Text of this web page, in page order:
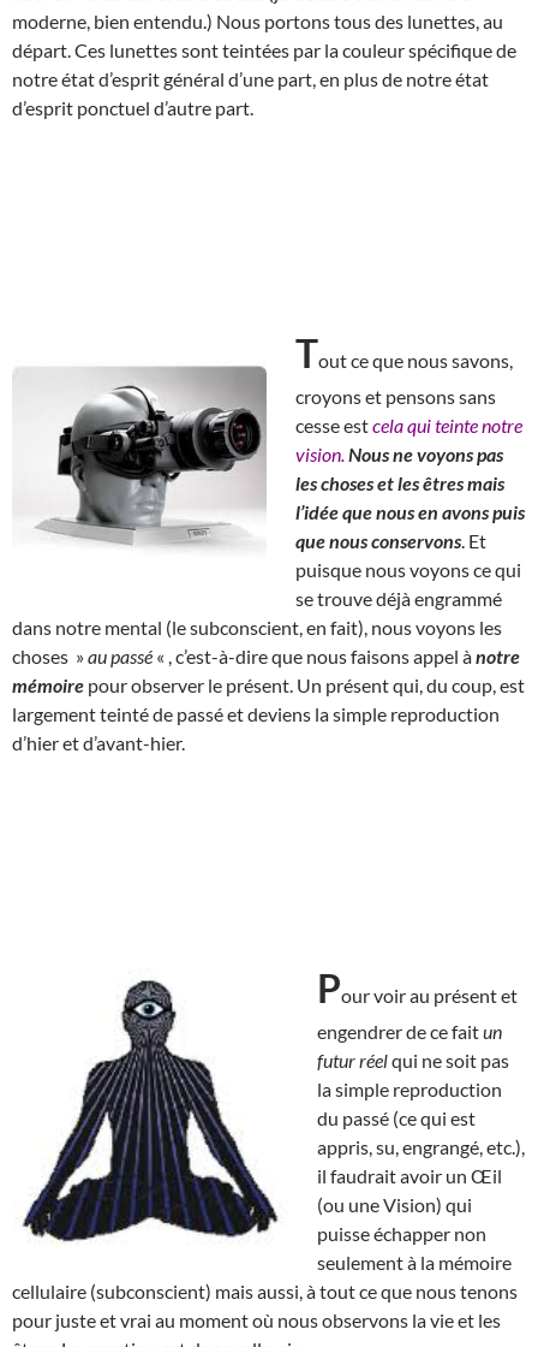
moderne, bien entendu.) Nous portons tous des lunettes, au
départ. Ces lunettes sont teintées par la couleur spécifique de
notre état d’esprit général d’une part, en plus de notre état
d’esprit ponctuel d’autre part.
Tout ce que nous savons,
croyons et pensons sans
cesse estcela qui teinte notre
vision. Nous ne voyons pas
les choses et les êtres mais
l’idée que nous en avons puis
que nous conservons . Et
puisque nous voyons ce qui
se trouve déjà engrammé
dans notre mental (le subconscient, en fait), nous voyons les
choses »au passé « , c’est-à-dire que nous faisons appel ànotre
mémoire pour observer le présent. Un présent qui, du coup, est
largement teinté de passé et deviens la simple reproduction
d’hier et d’avant-hier.
Pour voir au présent et
engendrer de ce faitun
futur réelqui ne soit pas
la simple reproduction
du passé (ce qui est
appris, su, engrangé, etc.),
il faudrait avoir un Œil
(ou une Vision) qui
puisse échapper non
seulement à la mémoire
cellulaire (subconscient) mais aussi, à tout ce que nous tenons
pour juste et vrai au moment où nous observons la vie et les